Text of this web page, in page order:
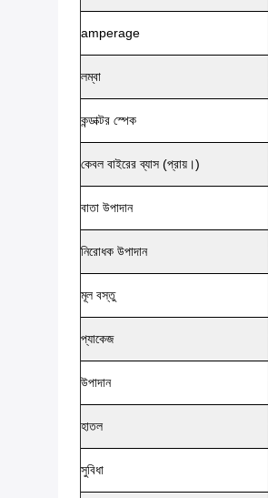
amperage
লম্বা
কন্ডাক্টর স্পেক
কেবল বাইরের ব্যাস (প্রায়।)
বাতা উপাদান
নিরোধক উপাদান
মূল বস্তু
প্যাকেজ
উপাদান
হাতল
সুবিধা